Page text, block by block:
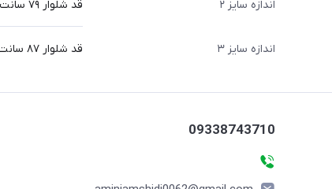
اندازه سایز ۲ قد شلوار ۷۹ سانت
اندازه سایز ۳ قد شلوار ۸۷ سانت
09338743710